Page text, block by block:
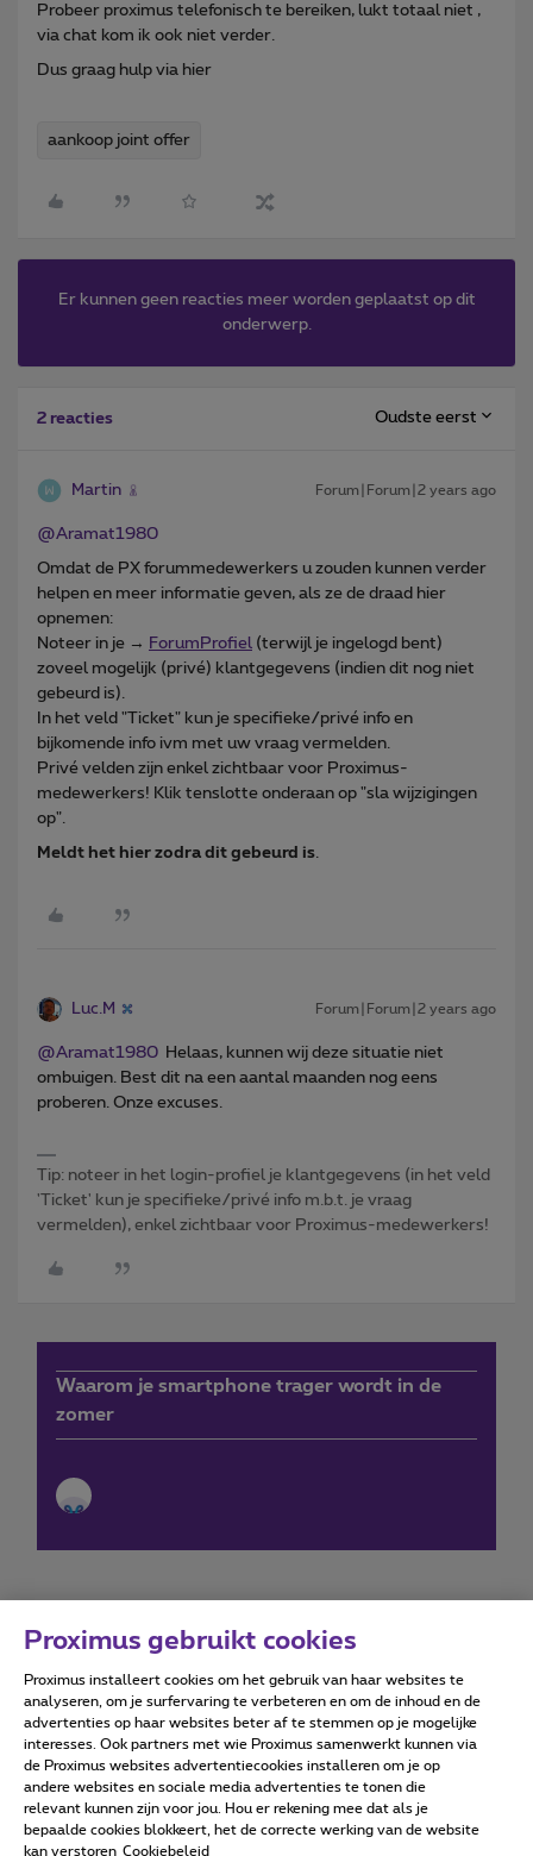
Probeer proximus telefonisch te bereiken, lukt totaal niet ,
via chat kom ik ook niet verder.
Dus graag hulp via hier
aankoop joint offer
Er kunnen geen reacties meer worden geplaatst op dit
onderwerp.
2 reacties Oudste eerst
Martin Forum|Forum|2 years ago
@Aramat1980
Omdat de PX forummedewerkers u zouden kunnen verder
helpen en meer informatie geven, als ze de draad hier
opnemen:
Noteer in je → ForumProfiel (terwijl je ingelogd bent)
zoveel mogelijk (privé) klantgegevens (indien dit nog niet
gebeurd is).
In het veld "Ticket" kun je specifieke/privé info en
bijkomende info ivm met uw vraag vermelden.
Privé velden zijn enkel zichtbaar voor Proximus-
medewerkers! Klik tenslotte onderaan op "sla wijzigingen
op".
Meldt het hier zodra dit gebeurd is
Luc.M Forum|Forum|2 years ago
@Aramat1980 Helaas, kunnen wij deze situatie niet
ombuigen. Best dit na een aantal maanden nog eens
proberen. Onze excuses.
Tip: noteer in het login-profiel je klantgegevens (in het veld
'Ticket' kun je specifieke/privé info m.b.t. je vraag
vermelden), enkel zichtbaar voor Proximus-medewerkers!
Waarom je smartphone trager wordt in de
zomer
Forumvoorwaarden Accessibility statement
Alle rechten voorbehouden. © Proximus
Proximus gebruikt cookies
Proximus installeert cookies om het gebruik van haar websites te
analyseren, om je surfervaring te verbeteren en om de inhoud en de
advertenties op haar websites beter af te stemmen op je mogelijke
interesses. Ook partners met wie Proximus samenwerkt kunnen via
de Proximus websites advertentiecookies installeren om je op
andere websites en sociale media advertenties te tonen die
relevant kunnen zijn voor jou. Hou er rekening mee dat als je
bepaalde cookies blokkeert, het de correcte werking van de website
kan verstoren Cookiebeleid